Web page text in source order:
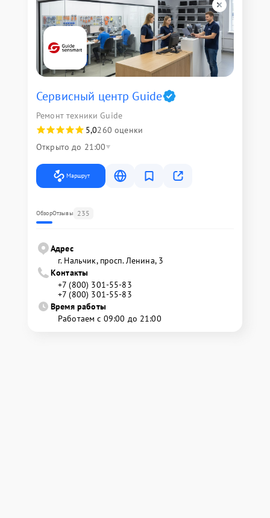
Сервисный центр Guide
Ремонт техники Guide
5,0260 оценки
Открыто до 21:00
Маршрут
ОбзорОтзывы 235
Адрес
г. Нальчик, просп. Ленина, 3
Контакты
+7 (800) 301-55-83
+7 (800) 301-55-83
Время работы
Работаем с 09:00 до 21:00